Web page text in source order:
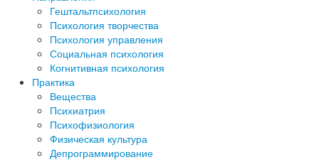
Гештальтпсихология
Психология творчества
Психология управления
Социальная психология
Когнитивная психология
Практика
Вещества
Психиатрия
Психофизиология
Физическая культура
Депрограммирование